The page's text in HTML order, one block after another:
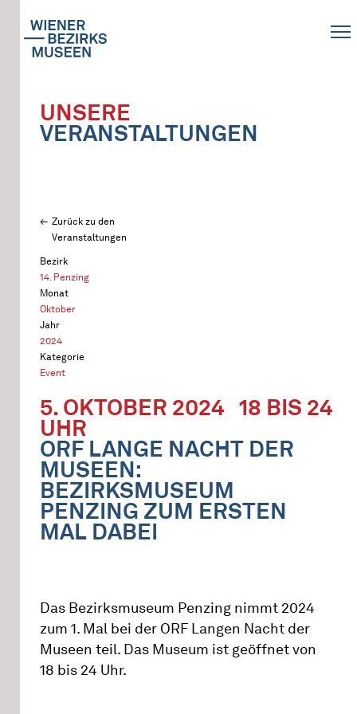
UNSERE
VERANSTALTUNGEN
Zurück zu den
Veranstaltungen
Bezirk
14. Penzing
Monat
Oktober
Jahr
2024
Kategorie
Event
5. OKTOBER 2024 18 BIS 24
UHR
ORF LANGE NACHT DER
MUSEEN:
BEZIRKSMUSEUM
PENZING ZUM ERSTEN
MAL DABEI
Das Bezirksmuseum Penzing nimmt 2024
zum 1. Mal bei der ORF Langen Nacht der
Museen teil. Das Museum ist geöffnet von
18 bis 24 Uhr.